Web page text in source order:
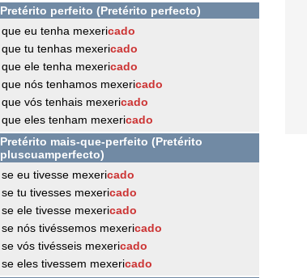
Pretérito perfeito (Pretérito perfecto)
que eu tenha mexericado
que tu tenhas mexericado
que ele tenha mexericado
que nós tenhamos mexericado
que vós tenhais mexericado
que eles tenham mexericado
Pretérito mais-que-perfeito (Pretérito
pluscuamperfecto)
se eu tivesse mexericado
se tu tivesses mexericado
se ele tivesse mexericado
se nós tivéssemos mexericado
se vós tivésseis mexericado
se eles tivessem mexericado